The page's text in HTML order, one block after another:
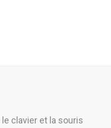
clavier et la souris